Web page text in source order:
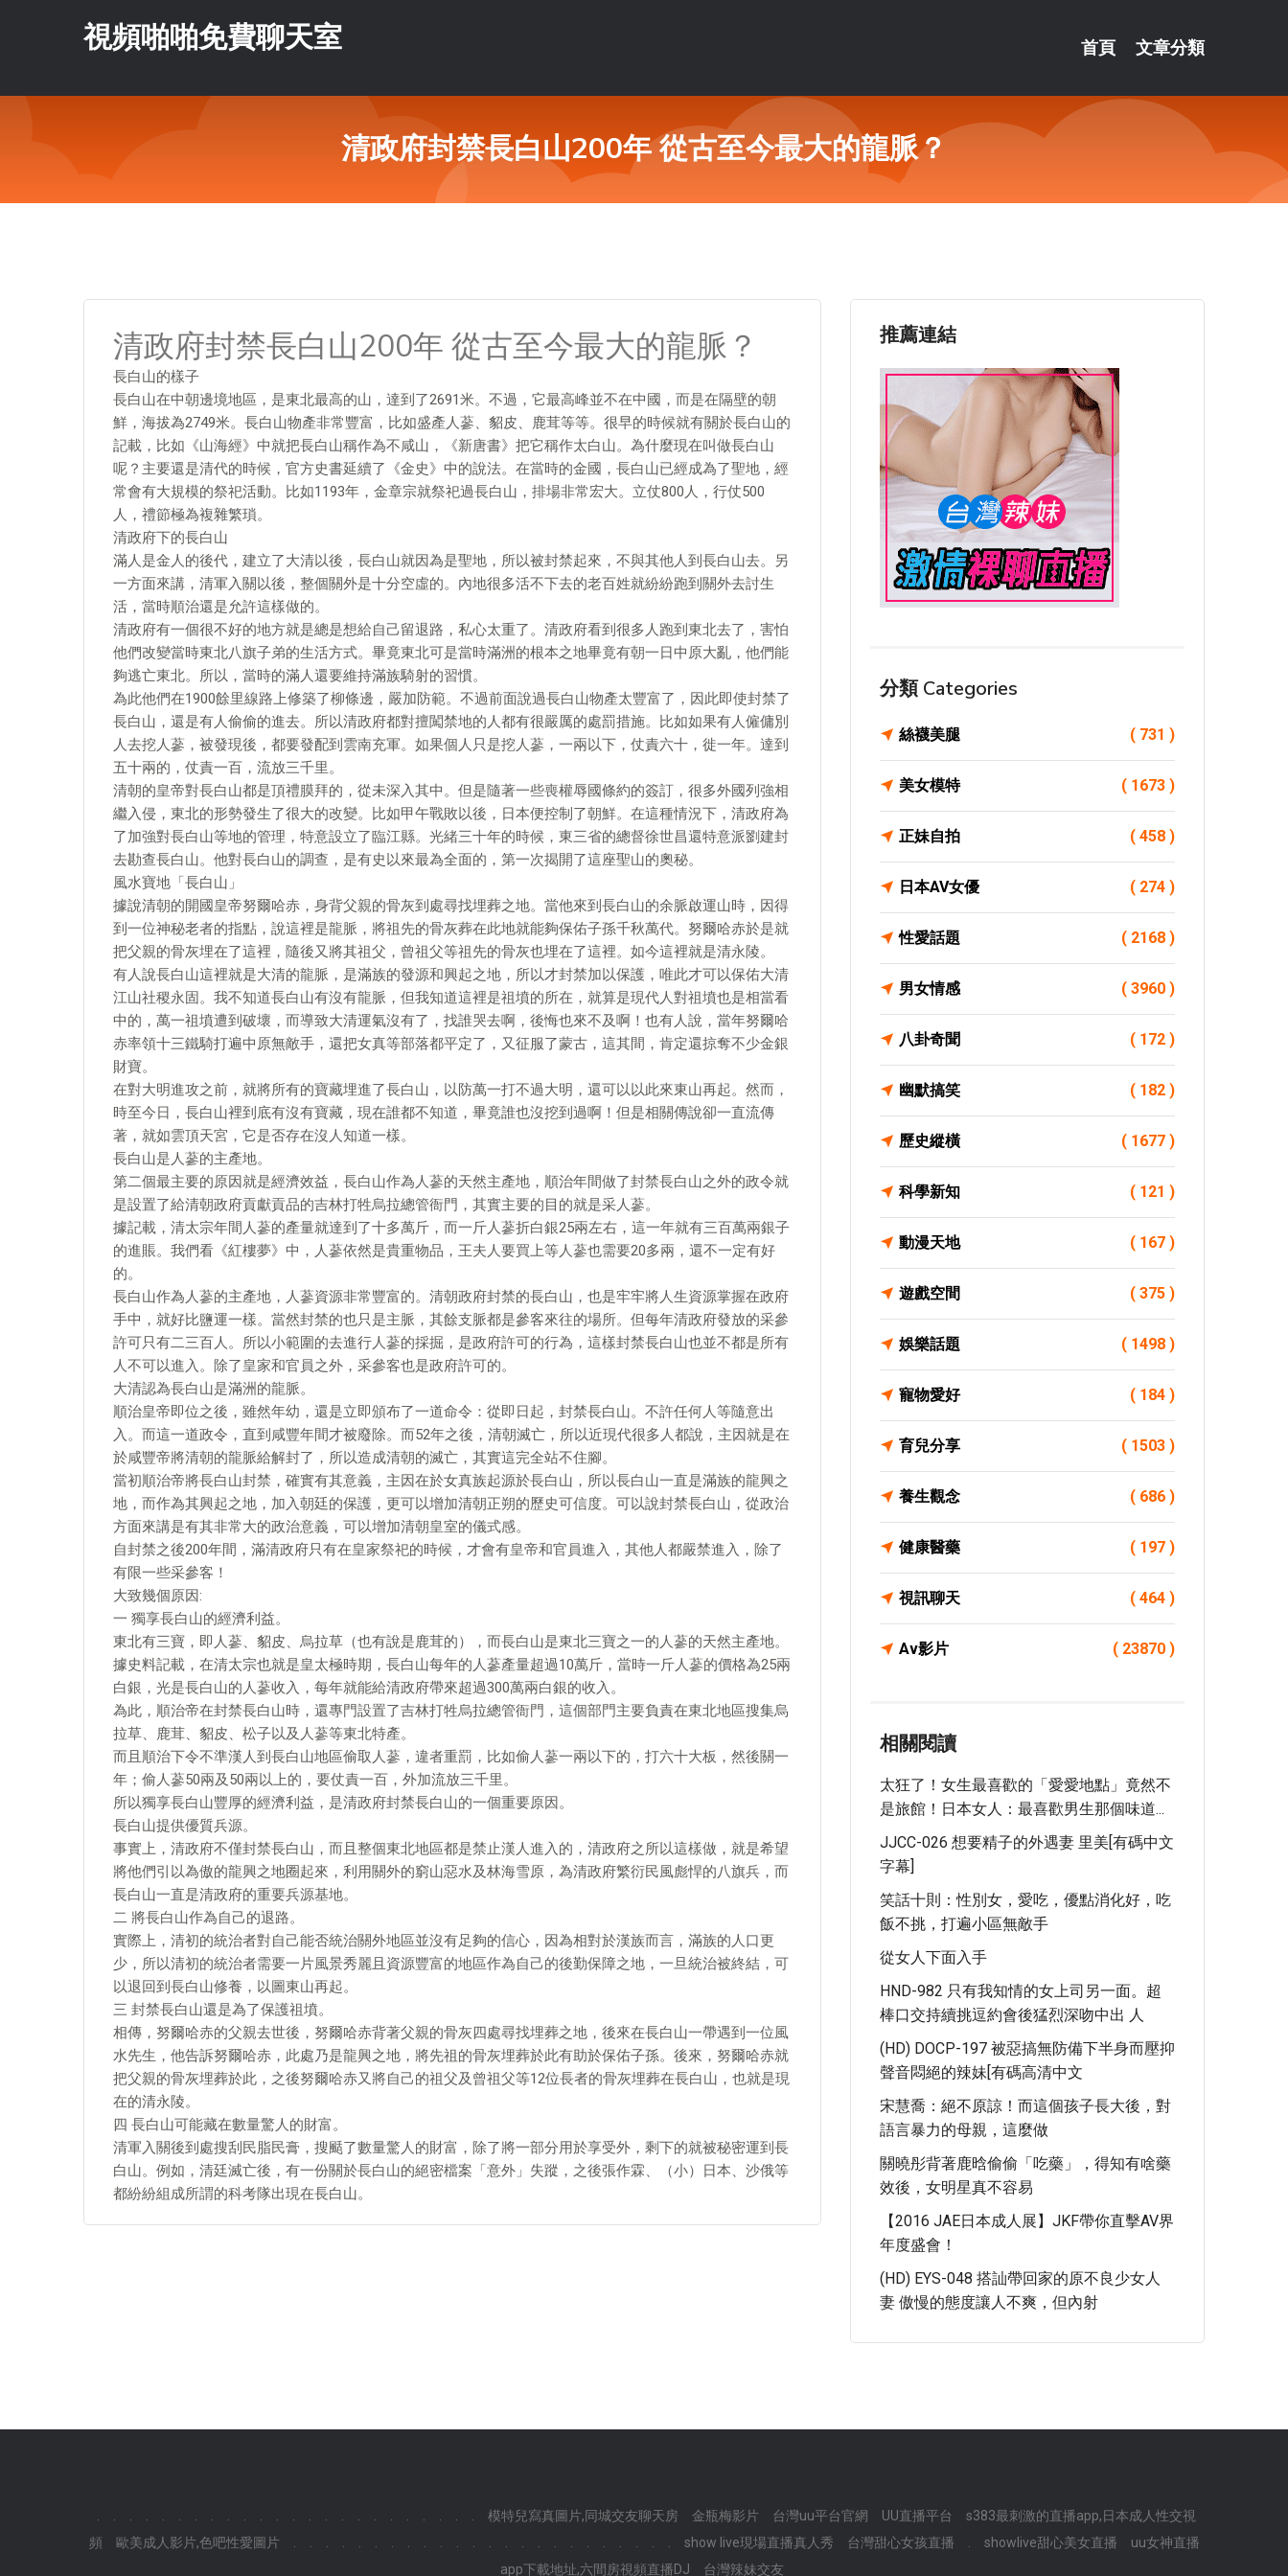
視頻啪啪免費聊天室 首頁 文章分類
清政府封禁長白山200年 從古至今最大的龍脈？
清政府封禁長白山200年 從古至今最大的龍脈？
長白山的樣子
長白山在中朝邊境地區，是東北最高的山，達到了2691米。不過，它最高峰並不在中國，而是在隔壁的朝
鮮，海拔為2749米。長白山物產非常豐富，比如盛產人蔘、貂皮、鹿茸等等。很早的時候就有關於長白山的
記載，比如《山海經》中就把長白山稱作為不咸山，《新唐書》把它稱作太白山。為什麼現在叫做長白山
呢？主要還是清代的時候，官方史書延續了《金史》中的說法。在當時的金國，長白山已經成為了聖地，經
常會有大規模的祭祀活動。比如1193年，金章宗就祭祀過長白山，排場非常宏大。立仗800人，行仗500
人，禮節極為複雜繁瑣。
清政府下的長白山
滿人是金人的後代，建立了大清以後，長白山就因為是聖地，所以被封禁起來，不與其他人到長白山去。另
一方面來講，清軍入關以後，整個關外是十分空虛的。內地很多活不下去的老百姓就紛紛跑到關外去討生
活，當時順治還是允許這樣做的。
清政府有一個很不好的地方就是總是想給自己留退路，私心太重了。清政府看到很多人跑到東北去了，害怕
他們改變當時東北八旗子弟的生活方式。畢竟東北可是當時滿洲的根本之地畢竟有朝一日中原大亂，他們能
夠逃亡東北。所以，當時的滿人還要維持滿族騎射的習慣。
為此他們在1900餘里線路上修築了柳條邊，嚴加防範。不過前面說過長白山物產太豐富了，因此即使封禁了
長白山，還是有人偷偷的進去。所以清政府都對擅闖禁地的人都有很嚴厲的處罰措施。比如如果有人僱傭別
人去挖人蔘，被發現後，都要發配到雲南充軍。如果個人只是挖人蔘，一兩以下，仗責六十，徙一年。達到
五十兩的，仗責一百，流放三千里。
清朝的皇帝對長白山都是頂禮膜拜的，從未深入其中。但是隨著一些喪權辱國條約的簽訂，很多外國列強相
繼入侵，東北的形勢發生了很大的改變。比如甲午戰敗以後，日本便控制了朝鮮。在這種情況下，清政府為
了加強對長白山等地的管理，特意設立了臨江縣。光緒三十年的時候，東三省的總督徐世昌還特意派劉建封
去勘查長白山。他對長白山的調查，是有史以來最為全面的，第一次揭開了這座聖山的奧秘。
風水寶地「長白山」
據說清朝的開國皇帝努爾哈赤，身背父親的骨灰到處尋找埋葬之地。當他來到長白山的余脈啟運山時，因得
到一位神秘老者的指點，說這裡是龍脈，將祖先的骨灰葬在此地就能夠保佑子孫千秋萬代。努爾哈赤於是就
把父親的骨灰埋在了這裡，隨後又將其祖父，曾祖父等祖先的骨灰也埋在了這裡。如今這裡就是清永陵。
有人說長白山這裡就是大清的龍脈，是滿族的發源和興起之地，所以才封禁加以保護，唯此才可以保佑大清
江山社稷永固。我不知道長白山有沒有龍脈，但我知道這裡是祖墳的所在，就算是現代人對祖墳也是相當看
中的，萬一祖墳遭到破壞，而導致大清運氣沒有了，找誰哭去啊，後悔也來不及啊！也有人說，當年努爾哈
赤率領十三鐵騎打遍中原無敵手，還把女真等部落都平定了，又征服了蒙古，這其間，肯定還掠奪不少金銀
財寶。
在對大明進攻之前，就將所有的寶藏埋進了長白山，以防萬一打不過大明，還可以以此來東山再起。然而，
時至今日，長白山裡到底有沒有寶藏，現在誰都不知道，畢竟誰也沒挖到過啊！但是相關傳說卻一直流傳
著，就如雲頂天宮，它是否存在沒人知道一樣。
長白山是人蔘的主產地。
第二個最主要的原因就是經濟效益，長白山作為人蔘的天然主產地，順治年間做了封禁長白山之外的政令就
是設置了給清朝政府貢獻貢品的吉林打牲烏拉總管衙門，其實主要的目的就是采人蔘。
據記載，清太宗年間人蔘的產量就達到了十多萬斤，而一斤人蔘折白銀25兩左右，這一年就有三百萬兩銀子
的進賬。我們看《紅樓夢》中，人蔘依然是貴重物品，王夫人要買上等人蔘也需要20多兩，還不一定有好
的。
長白山作為人蔘的主產地，人蔘資源非常豐富的。清朝政府封禁的長白山，也是牢牢將人生資源掌握在政府
手中，就好比鹽運一樣。當然封禁的也只是主脈，其餘支脈都是參客來往的場所。但每年清政府發放的采參
許可只有二三百人。所以小範圍的去進行人蔘的採掘，是政府許可的行為，這樣封禁長白山也並不都是所有
人不可以進入。除了皇家和官員之外，采參客也是政府許可的。
大清認為長白山是滿洲的龍脈。
順治皇帝即位之後，雖然年幼，還是立即頒布了一道命令：從即日起，封禁長白山。不許任何人等隨意出
入。而這一道政令，直到咸豐年間才被廢除。而52年之後，清朝滅亡，所以近現代很多人都說，主因就是在
於咸豐帝將清朝的龍脈給解封了，所以造成清朝的滅亡，其實這完全站不住腳。
當初順治帝將長白山封禁，確實有其意義，主因在於女真族起源於長白山，所以長白山一直是滿族的龍興之
地，而作為其興起之地，加入朝廷的保護，更可以增加清朝正朔的歷史可信度。可以說封禁長白山，從政治
方面來講是有其非常大的政治意義，可以增加清朝皇室的儀式感。
自封禁之後200年間，滿清政府只有在皇家祭祀的時候，才會有皇帝和官員進入，其他人都嚴禁進入，除了
有限一些采參客！
大致幾個原因:
一 獨享長白山的經濟利益。
東北有三寶，即人蔘、貂皮、烏拉草（也有說是鹿茸的），而長白山是東北三寶之一的人蔘的天然主產地。
據史料記載，在清太宗也就是皇太極時期，長白山每年的人蔘產量超過10萬斤，當時一斤人蔘的價格為25兩
白銀，光是長白山的人蔘收入，每年就能給清政府帶來超過300萬兩白銀的收入。
為此，順治帝在封禁長白山時，還專門設置了吉林打牲烏拉總管衙門，這個部門主要負責在東北地區搜集烏
拉草、鹿茸、貂皮、松子以及人蔘等東北特產。
而且順治下令不準漢人到長白山地區偷取人蔘，違者重罰，比如偷人蔘一兩以下的，打六十大板，然後關一
年；偷人蔘50兩及50兩以上的，要仗責一百，外加流放三千里。
所以獨享長白山豐厚的經濟利益，是清政府封禁長白山的一個重要原因。
長白山提供優質兵源。
事實上，清政府不僅封禁長白山，而且整個東北地區都是禁止漢人進入的，清政府之所以這樣做，就是希望
將他們引以為傲的龍興之地圈起來，利用關外的窮山惡水及林海雪原，為清政府繁衍民風彪悍的八旗兵，而
長白山一直是清政府的重要兵源基地。
二 將長白山作為自己的退路。
實際上，清初的統治者對自己能否統治關外地區並沒有足夠的信心，因為相對於漢族而言，滿族的人口更
少，所以清初的統治者需要一片風景秀麗且資源豐富的地區作為自己的後勤保障之地，一旦統治被終結，可
以退回到長白山修養，以圖東山再起。
三 封禁長白山還是為了保護祖墳。
相傳，努爾哈赤的父親去世後，努爾哈赤背著父親的骨灰四處尋找埋葬之地，後來在長白山一帶遇到一位風
水先生，他告訴努爾哈赤，此處乃是龍興之地，將先祖的骨灰埋葬於此有助於保佑子孫。後來，努爾哈赤就
把父親的骨灰埋葬於此，之後努爾哈赤又將自己的祖父及曾祖父等12位長者的骨灰埋葬在長白山，也就是現
在的清永陵。
四 長白山可能藏在數量驚人的財富。
清軍入關後到處搜刮民脂民膏，搜颳了數量驚人的財富，除了將一部分用於享受外，剩下的就被秘密運到長
白山。例如，清廷滅亡後，有一份關於長白山的絕密檔案「意外」失蹤，之後張作霖、（小）日本、沙俄等
都紛紛組成所謂的科考隊出現在長白山。
推薦連結
分類 Categories
絲襪美腿 ( 731 )
美女模特 ( 1673 )
正妹自拍 ( 458 )
日本AV女優 ( 274 )
性愛話題 ( 2168 )
男女情感 ( 3960 )
八卦奇聞 ( 172 )
幽默搞笑 ( 182 )
歷史縱橫 ( 1677 )
科學新知 ( 121 )
動漫天地 ( 167 )
遊戲空間 ( 375 )
娛樂話題 ( 1498 )
寵物愛好 ( 184 )
育兒分享 ( 1503 )
養生觀念 ( 686 )
健康醫藥 ( 197 )
視訊聊天 ( 464 )
Av影片 ( 23870 )
相關閱讀
太狂了！女生最喜歡的「愛愛地點」竟然不
是旅館！日本女人：最喜歡男生那個味道...
JJCC-026 想要精子的外遇妻 里美[有碼中文
字幕]
笑話十則：性別女，愛吃，優點消化好，吃
飯不挑，打遍小區無敵手
從女人下面入手
HND-982 只有我知情的女上司另一面。超
棒口交持續挑逗約會後猛烈深吻中出 人
(HD) DOCP-197 被惡搞無防備下半身而壓抑
聲音悶絕的辣妹[有碼高清中文
宋慧喬：絕不原諒！而這個孩子長大後，對
語言暴力的母親，這麼做
關曉彤背著鹿晗偷偷「吃藥」，得知有啥藥
效後，女明星真不容易
【2016 JAE日本成人展】JKF帶你直擊AV界
年度盛會！
(HD) EYS-048 搭訕帶回家的原不良少女人
妻 傲慢的態度讓人不爽，但內射
模特兒寫真圖片,同城交友聊天房 金瓶梅影片 台灣uu平台官網 UU直播平台
s383最刺激的直播app,日本成人性交視
頻
歐美成人影片,色吧性愛圖片 show live現場直播真人秀 台灣甜心女孩直播 showlive甜心美女直播
uu女神直播
app下載地址,六間房視頻直播DJ
台灣辣妹交友